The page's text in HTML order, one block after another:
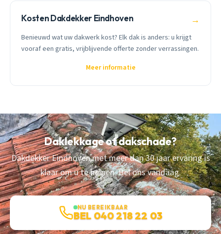
Kosten Dakdekker Eindhoven →
Benieuwd wat uw dakwerk kost? Elk dak is anders: u krijgt
vooraf een gratis, vrijblijvende offerte zonder verrassingen.
Meer informatie
Daklekkage of dakschade?
Dakdekker Eindhoven met meer dan 30 jaar ervaring is
klaar om u te helpen. Bel ons vandaag.
NU BEREIKBAAR
BEL 040 218 22 03